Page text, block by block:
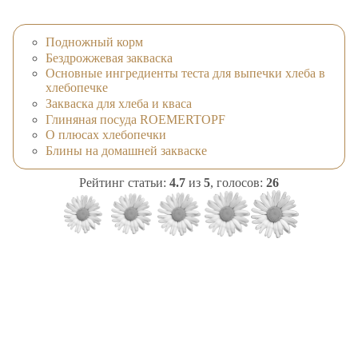
Подножный корм
Бездрожжевая закваска
Основные ингредиенты теста для выпечки хлеба в
хлебопечке
Закваска для хлеба и кваса
Глиняная посуда ROEMERTOPF
О плюсах хлебопечки
Блины на домашней закваске
Рейтинг статьи: 4.7 из 5, голосов: 26